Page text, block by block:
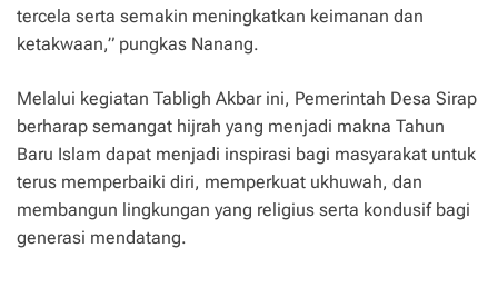
tercela serta semakin meningkatkan keimanan dan
ketakwaan,” pungkas Nanang.
Melalui kegiatan Tabligh Akbar ini, Pemerintah Desa Sirap
berharap semangat hijrah yang menjadi makna Tahun
Baru Islam dapat menjadi inspirasi bagi masyarakat untuk
terus memperbaiki diri, memperkuat ukhuwah, dan
membangun lingkungan yang religius serta kondusif bagi
generasi mendatang.